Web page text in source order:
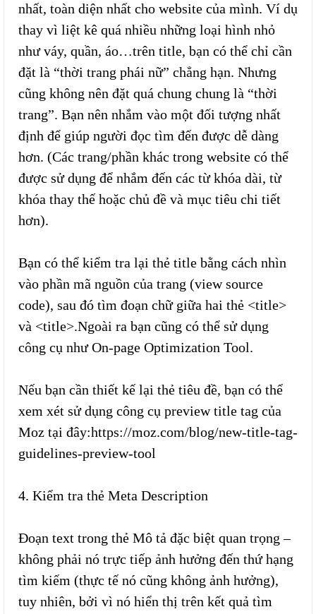
nhất, toàn diện nhất cho website của mình. Ví dụ
thay vì liệt kê quá nhiều những loại hình nhỏ
như váy, quần, áo…trên title, bạn có thể chỉ cần
đặt là “thời trang phái nữ” chẳng hạn. Nhưng
cũng không nên đặt quá chung chung là “thời
trang”. Bạn nên nhắm vào một đối tượng nhất
định để giúp người đọc tìm đến được dễ dàng
hơn. (Các trang/phần khác trong website có thể
được sử dụng để nhắm đến các từ khóa dài, từ
khóa thay thế hoặc chủ đề và mục tiêu chi tiết
hơn).
Bạn có thể kiểm tra lại thẻ title bằng cách nhìn
vào phần mã nguồn của trang (view source
code), sau đó tìm đoạn chữ giữa hai thẻ <title>
và <title>.Ngoài ra bạn cũng có thể sử dụng
công cụ như On-page Optimization Tool.
Nếu bạn cần thiết kế lại thẻ tiêu đề, bạn có thể
xem xét sử dụng công cụ preview title tag của
Moz tại đây:https://moz.com/blog/new-title-tag-
guidelines-preview-tool
4. Kiểm tra thẻ Meta Description
Đoạn text trong thẻ Mô tả đặc biệt quan trọng –
không phải nó trực tiếp ảnh hưởng đến thứ hạng
tìm kiếm (thực tế nó cũng không ảnh hưởng),
tuy nhiên, bởi vì nó hiển thị trên kết quả tìm